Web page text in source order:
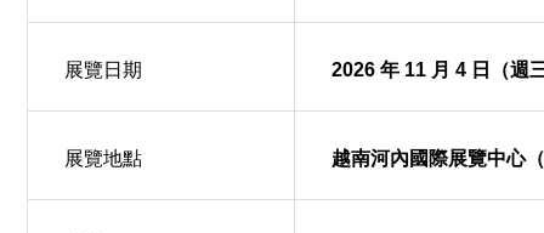
展覽日期 2026 年 11 月 4 日（週
展覽地點 越南河內國際展覽中心